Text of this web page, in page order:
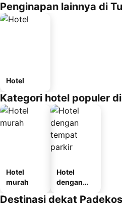
Penginapan lainnya di
Hotel
Kategori hotel populer
Hotel
murah
Hotel
dengan
parkir
Destinasi dekat